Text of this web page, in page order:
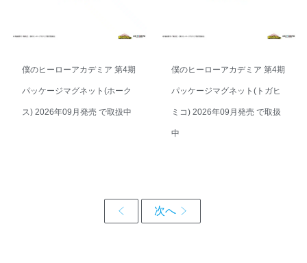
僕のヒーローアカデミア 第4期
パッケージマグネット(ホーク
ス) 2026年09月発売 で取扱中
僕のヒーローアカデミア 第4期
パッケージマグネット(トガヒ
ミコ) 2026年09月発売 で取扱
中